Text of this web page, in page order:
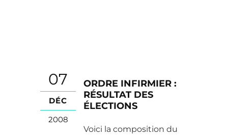
07
DÉC
2008
ORDRE INFIRMIER :
RÉSULTAT DES
ÉLECTIONS
Voici la composition du